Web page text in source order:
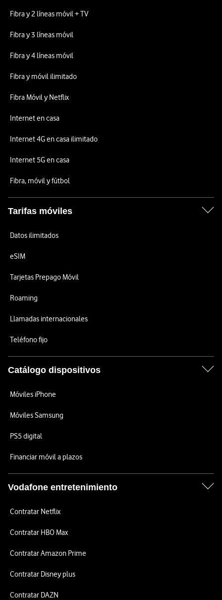
Fibra y 2 líneas móvil + TV
Fibra y 3 líneas móvil
Fibra y 4 líneas móvil
Fibra y móvil ilimitado
Fibra Móvil y Netflix
Internet en casa
Internet 4G en casa ilimitado
Internet 5G en casa
Fibra, móvil y fútbol
Tarifas móviles
Datos ilimitados
eSIM
Tarjetas Prepago Móvil
Roaming
Llamadas internacionales
Teléfono fijo
Catálogo dispositivos
Móviles iPhone
Móviles Samsung
PS5 digital
Financiar móvil a plazos
Vodafone entretenimiento
Contratar Netflix
Contratar HBO Max
Contratar Amazon Prime
Contratar Disney plus
Contratar DAZN